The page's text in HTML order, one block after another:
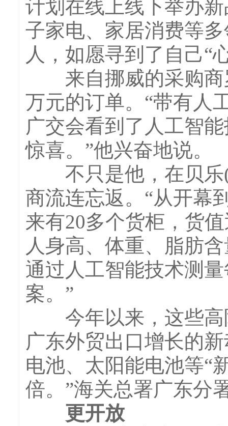
计划在线上线下举办
子家电、家居消费等
人，如愿寻到了自己“
来自挪威的采购商
万元的订单。“带有人
广交会看到了人工智
惊喜。”他兴奋地说。
不只是他，在贝乐(
商流连忘返。“从开幕
来有20多个货柜，货
人身高、体重、脂肪
通过人工智能技术测
案。”
今年以来，这些高
广东外贸出口增长的
电池、太阳能电池等“
倍。”海关总署广东分
更开放